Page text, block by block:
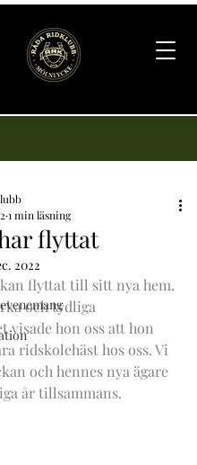
flyttat
1 min läsning
2022
flyttat till sitt nya hem.
och tydliga
visade hon oss att hon
ridskolehäst hos oss. Vi
och hennes nya ägare
år tillsammans.